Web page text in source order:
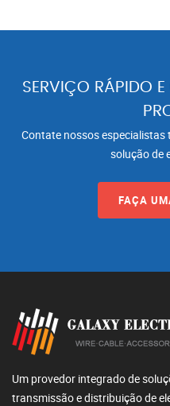
SERVIÇO RÁPIDO
Contate nossos
solução de
FAÇA
Um provedor integrado de
transmissão e distribuição de